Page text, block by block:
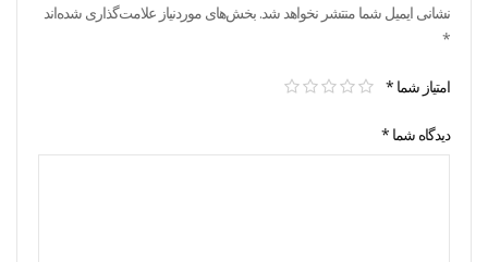
نشانی ایمیل شما منتشر نخواهد شد. بخش‌های موردنیاز علامت‌گذاری شده‌اند
*
امتیاز شما *
دیدگاه شما *